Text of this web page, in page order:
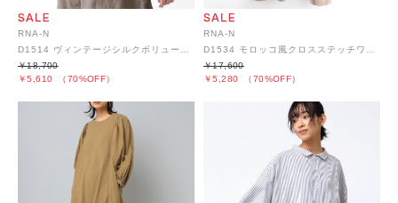
RNA-N
￥5,610 （70%OFF）
￥18,700
RNA-N
￥5,280 （70%OFF）
￥17,600